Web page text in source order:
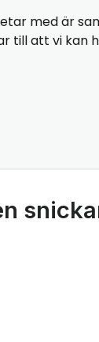
med är
till att vi kan